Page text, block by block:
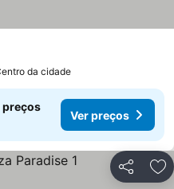
da cidade
preços
Ver preços
Partilhar